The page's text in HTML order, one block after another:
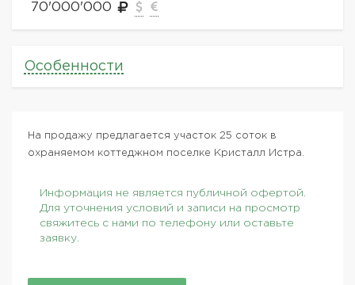
70'000'000
Особенности
На продажу предлагается участок 25 соток в
охраняемом коттеджном поселке Кристалл Истра.
Информация не является публичной офертой.
Для уточнения условий и записи на просмотр
свяжитесь с нами по телефону или оставьте
заявку.